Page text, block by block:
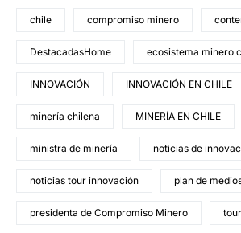
chile compromiso minero
DestacadasHome ecosistema minero
INNOVACIÓN INNOVACIÓN EN CHILE
minería chilena MINERÍA EN CHILE
ministra de minería noticias de
noticias tour innovación plan de
presidenta de Compromiso Minero